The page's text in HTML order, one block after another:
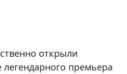
открыли
премьера